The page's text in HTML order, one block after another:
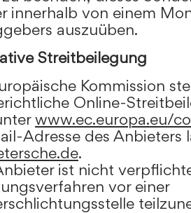
innerhalb von einem
auszuüben.
Streitbeilegung
Kommission
Online-
www.ec.europa.eu/
Adresse des Anbieters
.
ist nicht
vor einer